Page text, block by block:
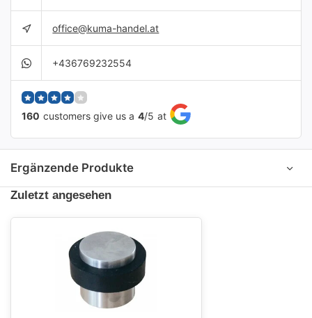
office@kuma-handel.at
+436769232554
160 customers give us a 4/5 at
Ergänzende Produkte
Zuletzt angesehen